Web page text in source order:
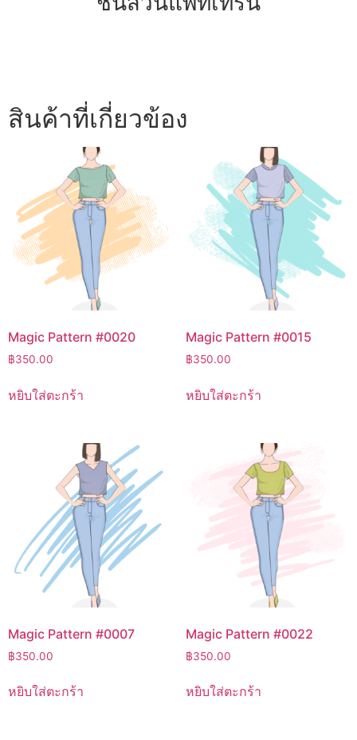
สินค้าที่เกี่ยวข้อง
Magic Pattern #0020
฿350.00
หยิบใส่ตะกร้า
Magic Pattern #0015
฿350.00
หยิบใส่ตะกร้า
Magic Pattern #0007
฿350.00
หยิบใส่ตะกร้า
Magic Pattern #0022
฿350.00
หยิบใส่ตะกร้า